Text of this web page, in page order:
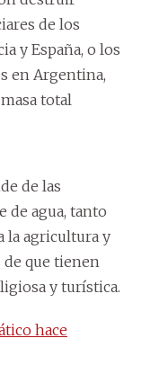
de los
y España, o los
en Argentina,
total
de las
de agua, tanto
la agricultura y
que tienen
y turística.
hace